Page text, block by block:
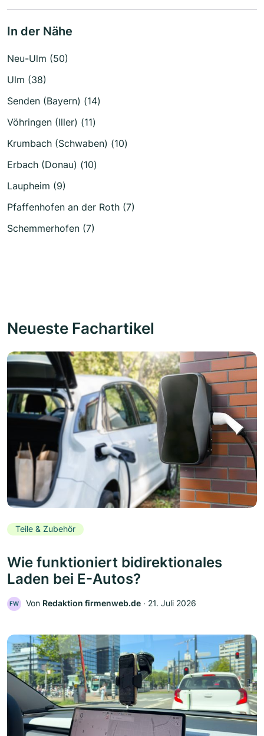
In der Nähe
Neu-Ulm (50)
Ulm (38)
Senden (Bayern) (14)
Vöhringen (Iller) (11)
Krumbach (Schwaben) (10)
Erbach (Donau) (10)
Laupheim (9)
Pfaffenhofen an der Roth (7)
Schemmerhofen (7)
Neueste Fachartikel
Teile & Zubehör
Wie funktioniert bidirektionales
Laden bei E-Autos?
FW Von Redaktion firmenweb.de ‧ 21. Juli 2026